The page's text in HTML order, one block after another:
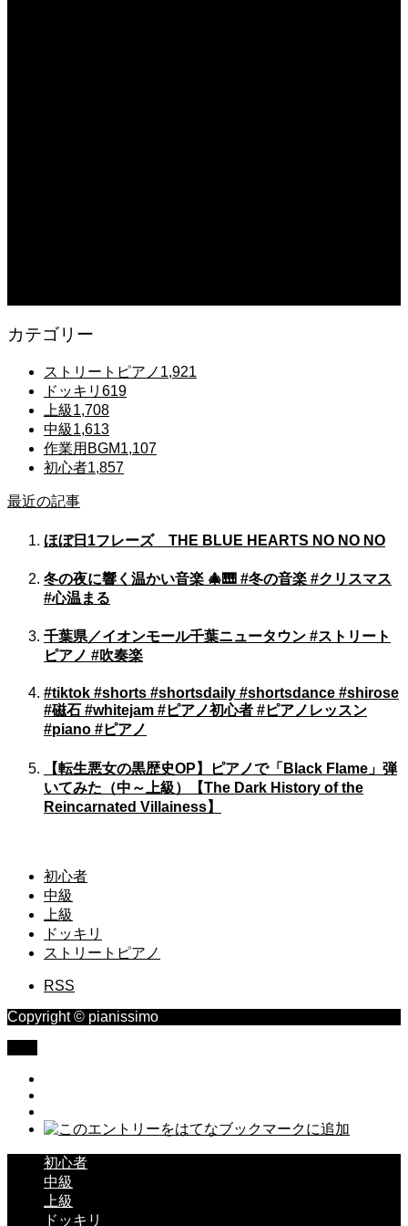
カテゴリー
ストリートピアノ 1,921
ドッキリ 619
上級1,708
中級1,613
作業用BGM1,107
初心者1,857
最近の記事
ほぼ日1フレーズ THE BLUE HEARTS NO NO NO
冬の夜に響く温かい音楽 🎄🎹 #冬の音楽 #クリスマス
#心温まる
千葉県／イオンモール千葉ニュータウン #ストリート
ピアノ #吹奏楽
#tiktok #shorts #shortsdaily #shortsdance #shirose
#磁石 #whitejam #ピアノ初心者 #ピアノレッスン
#piano #ピアノ
【転生悪女の黒歴史OP】ピアノで「Black Flame」弾
いてみた（中～上級）【The Dark History of the
Reincarnated Villainess】
初心者
中級
上級
ドッキリ
ストリートピアノ
RSS
Copyright © pianissimo
初心者
中級
上級
ドッキリ